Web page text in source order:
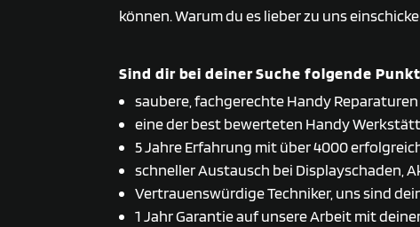
können. Warum du es lieber zu uns
Sind dir bei deiner Suche folgende
saubere, fachgerechte Handy
eine der best bewerteten Handy
5 Jahre Erfahrung mit über 4000
schneller Austausch bei Displayschaden,
Vertrauenswürdige Techniker, uns sind
1 Jahr Garantie auf unsere Arbeit mit